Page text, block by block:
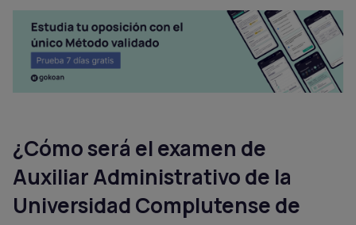
¿Cómo será el examen de
Auxiliar Administrativo de la
Universidad Complutense de